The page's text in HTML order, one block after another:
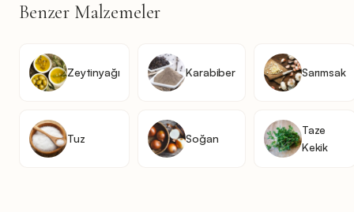
Benzer Malzemeler
Zeytinyağı Karabiber Sarımsak
Tuz Soğan
Taze
Kekik